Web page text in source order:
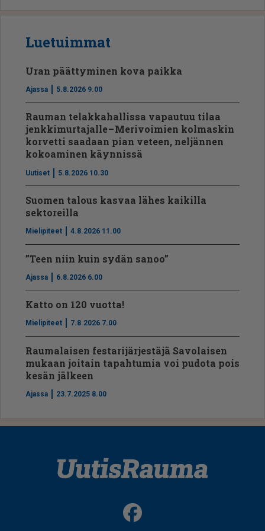
Luetuimmat
Uran päättyminen kova paikka
Ajassa 5.8.2026 9.00
Rauman telakkahallissa vapautuu tilaa
jenkkimurtajalle – Merivoimien kolmaskin
korvetti saadaan pian veteen, neljännen
kokoaminen käynnissä
Uutiset 5.8.2026 10.30
Suomen talous kasvaa lähes kaikilla
sektoreilla
Mielipiteet 4.8.2026 11.00
”Teen niin kuin sydän sanoo”
Ajassa 6.8.2026 6.00
Katto on 120 vuotta!
Mielipiteet 7.8.2026 7.00
Raumalaisen festarijärjestäjä Savolaisen
mukaan joitain tapahtumia voi pudota pois
kesän jälkeen
Ajassa 23.7.2025 8.00